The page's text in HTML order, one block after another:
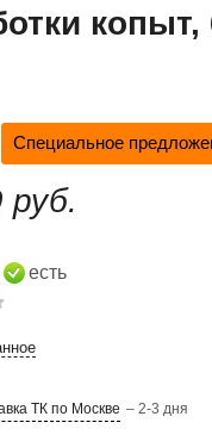
копыт,
Специальное
руб.
есть
ТК по Москве – 2-3 дня